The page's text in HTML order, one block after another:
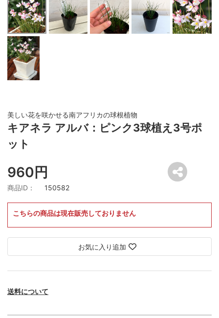
美しい花を咲かせる南アフリカの球根植物
キアネラ アルバ：ピンク3球植え3号ポ
ット
960円
商品ID： 150582
こちらの商品は現在販売しておりません
お気に入り追加
送料について